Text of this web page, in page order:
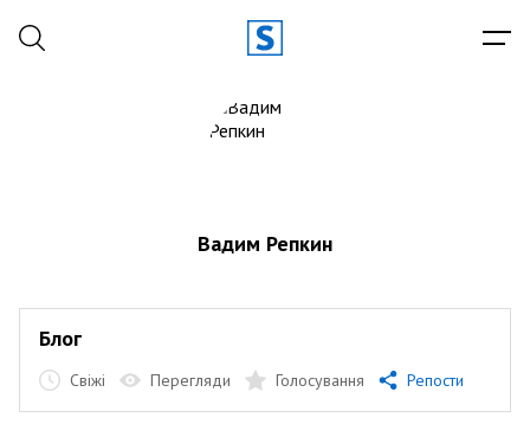
Вадим Репкин
Блог
Свіжі Перегляди Голосування Репости